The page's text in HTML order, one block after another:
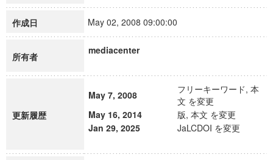
作成日 May 02, 2008 09:00:00
所有者
mediacenter
更新履歴
May 7, 2008
フリーキーワード, 本
文 を変更
May 16, 2014
版, 本文 を変更
Jan 29, 2025
JaLCDOI を変更